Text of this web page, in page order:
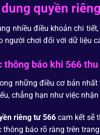
quyền
nhiều điều khoản chi
người chơi đối với dữ liệu
thông báo khi 566
những điều cơ bản nhất
chẳng hạn như việc
riêng tư 566cam kết sẽ
thông báo rõ ràng trên